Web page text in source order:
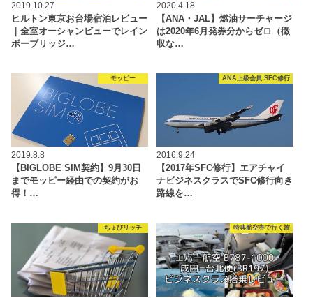
2019.10.27
ヒルトン東京お台場宿泊レビュー
｜全室オーシャンビューでレイン
ボーブリッジ…
2020.4.18
【ANA・JAL】燃油サーチャージ
は2020年6月発券分からゼロ（徴
収な…
モッピー
2019.8.8
【BIGLOBE SIM契約】9月30日
までモッピー経由での契約がお
得！…
ANA上級会員 SFC修行
2016.9.24
【2017年SFC修行】エアチャイ
ナビジネスクラスでSFC修行向き
路線を…
ちょびリッチ 特典航空券で行く旅